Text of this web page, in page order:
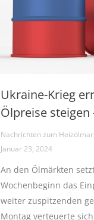
Ukraine-Krieg
Ölpreise steigen
Nachrichten zum
Januar 23, 2024
An den Ölmärkten
Wochenbeginn das
weiter zuspitzenden
Montag verteuerte